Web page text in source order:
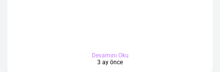
Devamını Oku
3 ay önce